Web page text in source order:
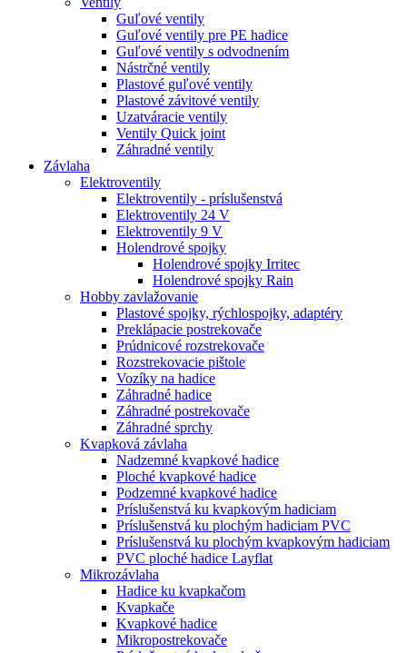
Guľové ventily
Guľové ventily pre PE hadice
Guľové ventily s odvodnením
Nástrčné ventily
Plastové guľové ventily
Plastové závitové ventily
Uzatváracie ventily
Ventily Quick joint
Záhradné ventily
Závlaha
Elektroventily
Elektroventily - príslušenstvá
Elektroventily 24 V
Elektroventily 9 V
Holendrové spojky
Holendrové spojky Irritec
Holendrové spojky Rain
Hobby zavlažovanie
Plastové spojky, rýchlospojky, adaptéry
Preklápacie postrekovače
Prúdnicové rozstrekovače
Rozstrekovacie pištole
Vozíky na hadice
Záhradné hadice
Záhradné postrekovače
Záhradné sprchy
Kvapková závlaha
Nadzemné kvapkové hadice
Ploché kvapkové hadice
Podzemné kvapkové hadice
Príslušenstvá ku kvapkovým hadiciam
Príslušenstvá ku plochým hadiciam PVC
Príslušenstvá ku plochým kvapkovým hadiciam
PVC ploché hadice Layflat
Mikrozávlaha
Hadice ku kvapkačom
Kvapkače
Kvapkové hadice
Mikropostrekovače